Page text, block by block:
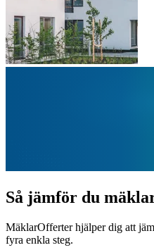
Så jämför du
MäklarOfferter hjälper dig att
fyra enkla steg.